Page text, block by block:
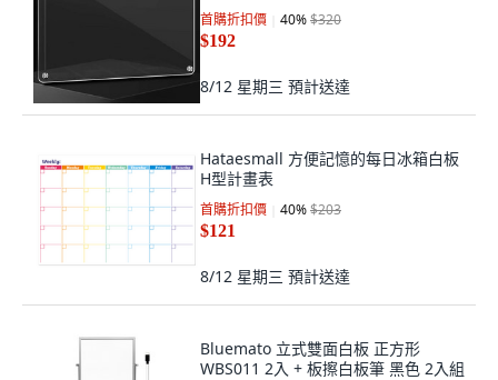
首購折扣價 40%$320
$192
8/12 星期三 預計送達
Hataesmall 方便記憶的每日冰箱白板
H型計畫表
首購折扣價 40%$203
$121
8/12 星期三 預計送達
Bluemato 立式雙面白板 正方形
WBS011 2入 + 板擦白板筆 黑色 2入組